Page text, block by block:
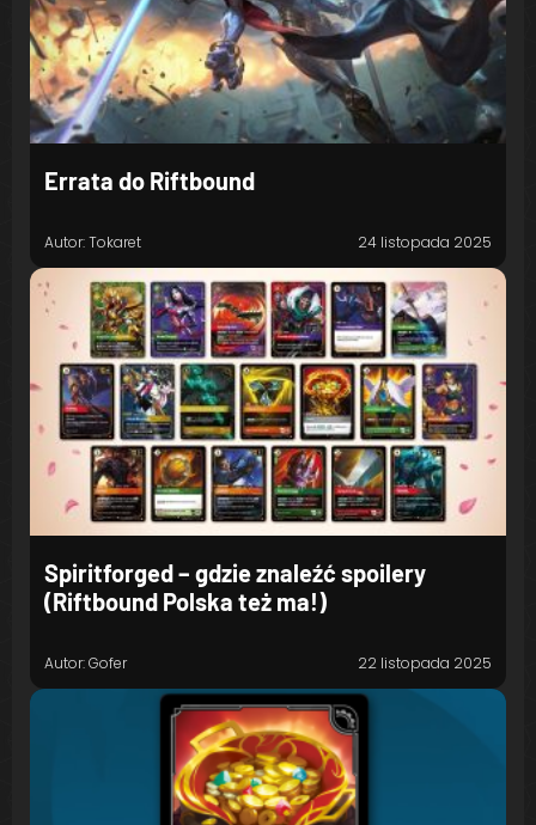
Errata do Riftbound
Autor: Tokaret 24 listopada 2025
Spiritforged – gdzie znaleźć spoilery
(Riftbound Polska też ma!)
Autor: Gofer 22 listopada 2025